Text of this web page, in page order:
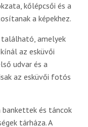
kőlépcsői és a
a képekhez.
amelyek
az esküvői
udvar és a
az esküvői fotós
bankettek és táncok
tárháza. A